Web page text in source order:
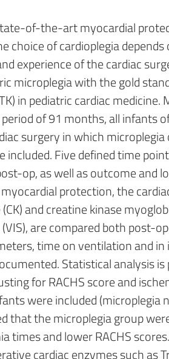
of-the-art myocardial
choice of cardioplegia
experience of the cardiac
microplegia with the gold
in pediatric cardiac
of 91 months, all infants
surgery in which
included. Five defined time
op, as well as outcome and
protection, the
and creatine kinase
are compared both post-
time on ventilation and in
Statistical analysis
for RACHS score and
were included (microplegia
that the microplegia group
times and lower RACHS
cardiac enzymes such as